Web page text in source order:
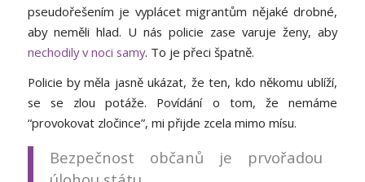
pseudořešením je vyplácet migrantům nějaké drobné,
aby neměli hlad. U nás policie zase varuje ženy, aby
nechodily v noci samy. To je přeci špatně.
Policie by měla jasně ukázat, že ten, kdo někomu ublíží,
se se zlou potáže. Povídání o tom, že nemáme
“provokovat zločince”, mi přijde zcela mimo mísu.
Bezpečnost občanů je prvořadou